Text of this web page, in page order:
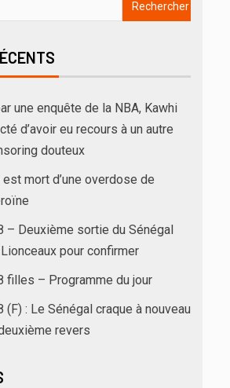
une enquête de la NBA, Kawhi
d’avoir eu recours à un autre
douteux
est mort d’une overdose de
– Deuxième sortie du Sénégal
Lionceaux pour confirmer
filles – Programme du jour
: Le Sénégal craque à nouveau
revers